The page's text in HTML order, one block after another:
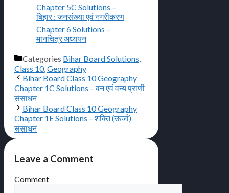
Chapter 5C Solutions –
बिहार : जनसंख्या एवं नगरीकरण
Chapter 6 Solutions –
मानचित्र अध्ययन
Categories Bihar Board Solutions
Class 10, Geography
Bihar Board Class 10 Geography
Chapter 1C Solutions – वन एवं वन्य प्राणी
संसाधन
Bihar Board Class 10 Geography
Chapter 1E Solutions – शक्ति (ऊर्जा)
संसाधन
Leave a Comment
Comment